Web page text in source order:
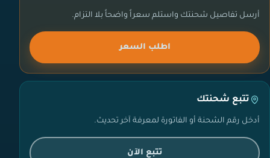
أرسل تفاصيل شحنتك واستلم سعراً واضحاً بلا التزام.
اطلب السعر
تتبع شحنتك
أدخل رقم الشحنة أو الفاتورة لمعرفة آخر تحديث.
تتبع الآن